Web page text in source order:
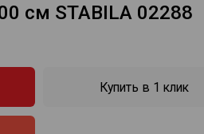
см STABILA 02288
Купить в 1 клик